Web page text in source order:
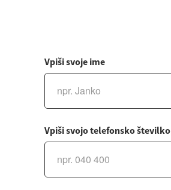
Vpiši svoje ime
Vpiši svojo telefonsko številko